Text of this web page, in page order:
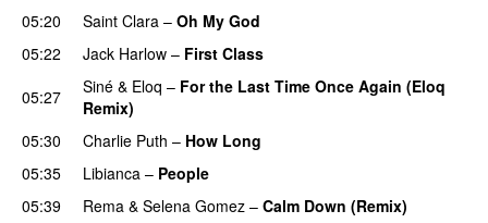
05:20
Saint Clara – Oh My God
05:22
Jack Harlow – First Class
05:27 Siné & Eloq – For the Last Time Once Again (Eloq
Remix)
05:30
Charlie Puth – How Long
05:35
Libianca – People
05:39 Rema & Selena Gomez – Calm Down (Remix)